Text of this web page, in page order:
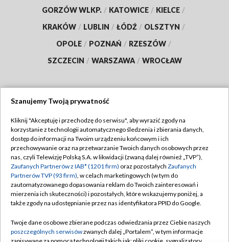
GORZÓW WLKP. / KATOWICE / KIELCE /
KRAKÓW / LUBLIN / ŁÓDŹ / OLSZTYN /
OPOLE / POZNAŃ / RZESZÓW /
SZCZECIN / WARSZAWA / WROCŁAW
TVP
Abonament TVP
Emisja w TVP
Centrum informacji TVP
Naziemna Telewizja Cyfrowa
Rada Programowa
Regulamin TVP
Polityka prywatności
Moje zgody
Pomoc
Kontakt
Szanujemy Twoją prywatność
Kliknij "Akceptuję i przechodzę do serwisu", aby wyrazić zgody na
korzystanie z technologii automatycznego śledzenia i zbierania danych,
dostęp do informacji na Twoim urządzeniu końcowym i ich
przechowywanie oraz na przetwarzanie Twoich danych osobowych przez
nas, czyli Telewizję Polską S.A. w likwidacji (zwaną dalej również „TVP”),
Zaufanych Partnerów z IAB* (1201 firm) oraz pozostałych Zaufanych
Partnerów TVP (93 firm), w celach marketingowych (w tym do
zautomatyzowanego dopasowania reklam do Twoich zainteresowań i
mierzenia ich skuteczności) i pozostałych, które wskazujemy poniżej, a
także zgody na udostępnianie przez nas identyfikatora PPID do Google.
Twoje dane osobowe zbierane podczas odwiedzania przez Ciebie naszych
poszczególnych serwisówzwanych dalej „Portalem”, w tym informacje